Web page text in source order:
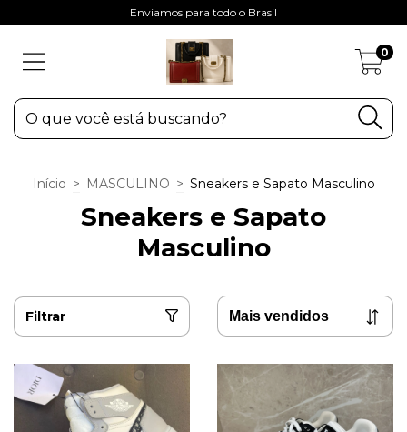
Enviamos para todo o Brasil
0
Início > MASCULINO > Sneakers e Sapato Masculino
Sneakers e Sapato
Masculino
Filtrar